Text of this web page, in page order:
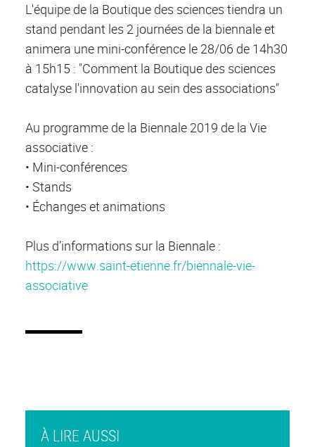
L'équipe de la Boutique des sciences tiendra un
stand pendant les 2 journées de la biennale et
animera une mini-conférence le 28/06 de 14h30
à 15h15 : "Comment la Boutique des sciences
catalyse l'innovation au sein des associations"
Au programme de la Biennale 2019 de la Vie
associative :
• Mini-conférences
• Stands
• Échanges et animations
Plus d’informations sur la Biennale :
https://www.saint-etienne.fr/biennale-vie-
associative
À LIRE AUSSI